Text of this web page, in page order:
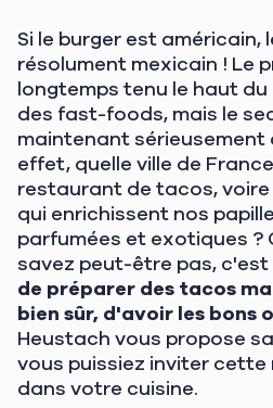
Si le burger est américain,
résolument mexicain ! Le
longtemps tenu le haut
des fast-foods, mais le
maintenant sérieusement
effet, quelle ville de
restaurant de tacos, voire
qui enrichissent nos
parfumées et exotiques ?
savez peut-être pas, c'est
de préparer des tacos
bien sûr, d'avoir les bons
Heustach vous propose
vous puissiez inviter
dans votre cuisine.